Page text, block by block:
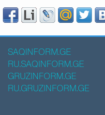
SAQINFORM.GE
RU.SAQINFORM.GE
GRUZINFORM.GE
RU.GRUZINFORM.GE